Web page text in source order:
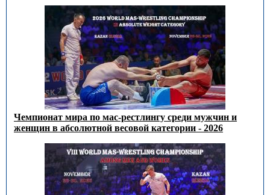
Чемпионат мира по мас-рестлингу среди мужчин и
женщин в абсолютной весовой категории - 2026